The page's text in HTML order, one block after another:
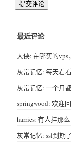
提交评论
最近评论
大侠: 在哪买的vps
灰常记忆: 每天看
灰常记忆: 一个月
springwood: 欢迎回
harries: 有人挂那
灰常记忆: ssl到